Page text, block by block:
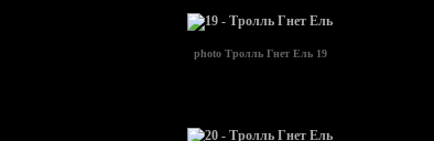
photo Тролль Гнет Ель 19